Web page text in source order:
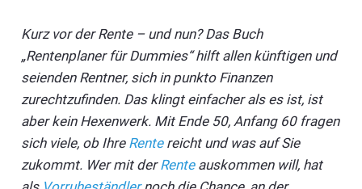
Kurz vor der Rente – und nun? Das Buch
„Rentenplaner für Dummies“ hilft allen künftigen und
seienden Rentner, sich in punkto Finanzen
zurechtzufinden. Das klingt einfacher als es ist, ist
aber kein Hexenwerk. Mit Ende 50, Anfang 60 fragen
sich viele, ob Ihre Rentereicht und was auf Sie
zukommt. Wer mit derRenteauskommen will, hat